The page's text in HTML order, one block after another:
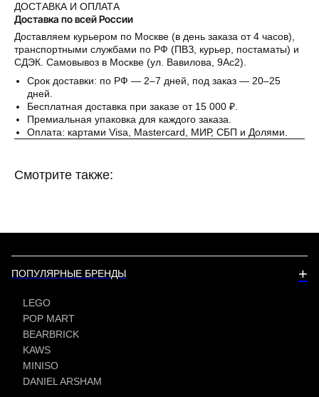
ДОСТАВКА И ОПЛАТА
Доставка по всей России
Доставляем курьером по Москве (в день заказа от 4 часов),
транспортными службами по РФ (ПВЗ, курьер, постаматы) и
СДЭК. Самовывоз в Москве (ул. Вавилова, 9Ас2).
Срок доставки: по РФ — 2–7 дней, под заказ — 20–25
дней.
Бесплатная доставка при заказе от 15 000 ₽.
Премиальная упаковка для каждого заказа.
Оплата: картами Visa, Mastercard, МИР, СБП и Долями.
Смотрите также:
ПОПУЛЯРНЫЕ БРЕНДЫ +
LEGO
POP MART
BEARBRICK
KAWS
MINISO
DANIEL ARSHAM